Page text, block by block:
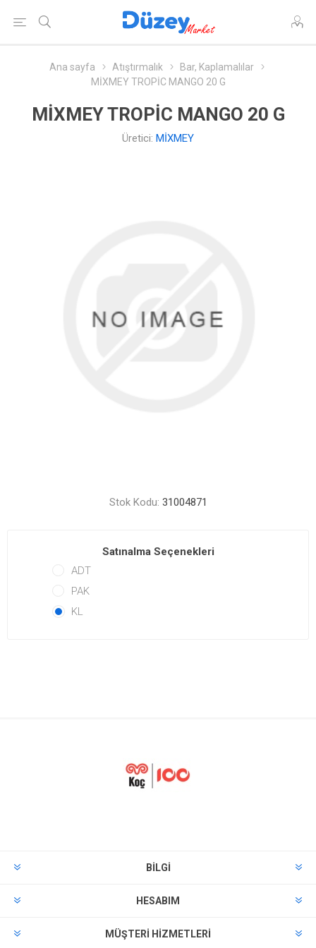
Ana sayfa Atıştırmalık
Bar, Kaplamalılar
MİXMEY TROPİC MANGO 20 G
MİXMEY TROPİC MANGO 20 G
Üretici: MİXMEY
Stok Kodu: 31004871
Satınalma Seçenekleri
ADT
PAK
KL
BILGI
HESABIM
MÜŞTERI HIZMETLERI